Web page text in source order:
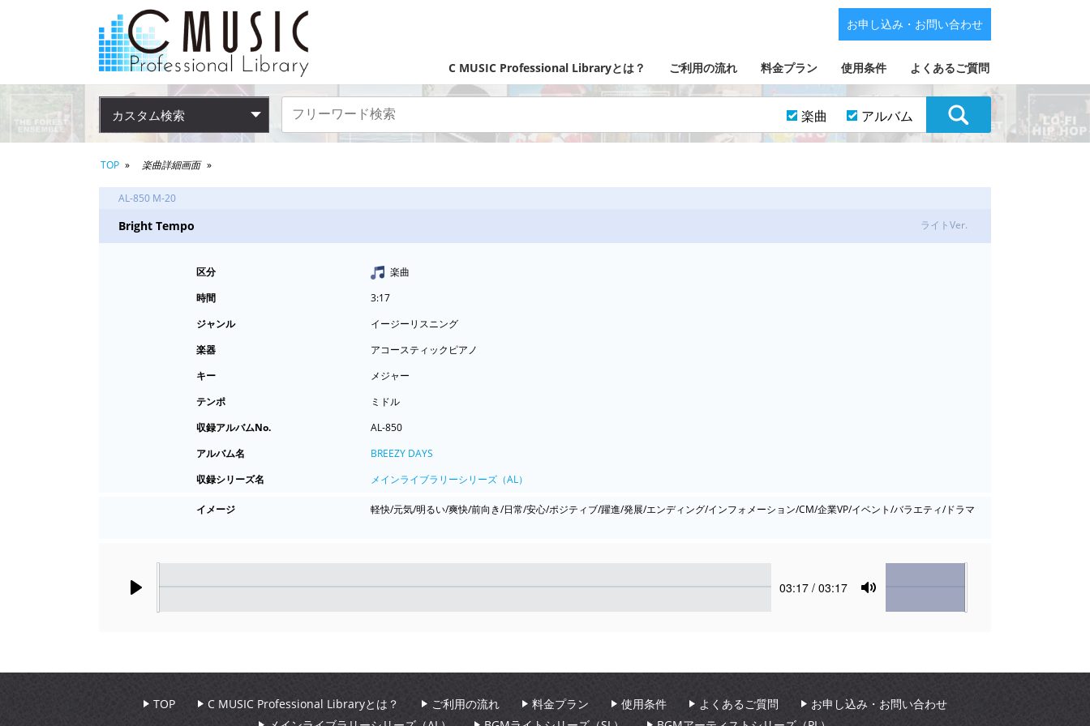
C MUSIC Professional Libraryとは？ ご利用の流れ 料金プラン 使用条件 よくあるご質問
お申し込み・お問い合わせ
カスタム検索 楽曲 アルバム
TOP 楽曲詳細画面
AL-850 M-20
Bright Tempo ライトVer.
区分
楽曲
時間
3:17
ジャンル
イージーリスニング
楽器
アコースティックピアノ
キー
メジャー
テンポ
ミドル
収録アルバムNo.
AL-850
アルバム名
BREEZY DAYS
収録シリーズ名
メインライブラリーシリーズ（AL）
イメージ 軽快/元気/明るい/爽快/前向き/日常/安心/ポジティブ/躍進/発展/エンディング/インフォメーション/CM/企業VP/イベント/バラエティ/ドラマ
Current
03:17 / 03:17
Mute
Volume
TOP C MUSIC Professional Libraryとは？ ご利用の流れ 料金プラン 使用条件 よくあるご質問
お申し込み・お問い合わせ